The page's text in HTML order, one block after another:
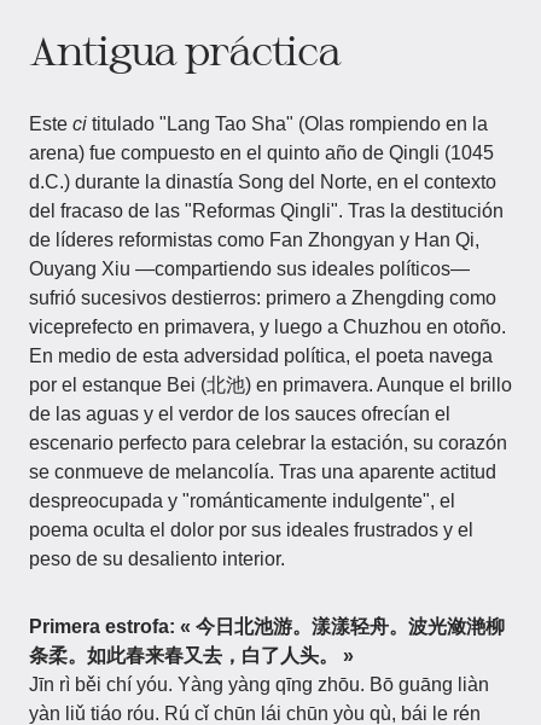
Antigua práctica
Este ci titulado "Lang Tao Sha" (Olas rompiendo en la
arena) fue compuesto en el quinto año de Qingli (1045
d.C.) durante la dinastía Song del Norte, en el contexto
del fracaso de las "Reformas Qingli". Tras la destitución
de líderes reformistas como Fan Zhongyan y Han Qi,
Ouyang Xiu —compartiendo sus ideales políticos—
sufrió sucesivos destierros: primero a Zhengding como
viceprefecto en primavera, y luego a Chuzhou en otoño.
En medio de esta adversidad política, el poeta navega
por el estanque Bei (北池) en primavera. Aunque el brillo
de las aguas y el verdor de los sauces ofrecían el
escenario perfecto para celebrar la estación, su corazón
se conmueve de melancolía. Tras una aparente actitud
despreocupada y "románticamente indulgente", el
poema oculta el dolor por sus ideales frustrados y el
peso de su desaliento interior.
Primera estrofa: « 今日北池游。漾漾轻舟。波光潋滟柳
条柔。如此春来春又去，白了人头。 »
Jīn rì běi chí yóu. Yàng yàng qīng zhōu. Bō guāng liàn
yàn liǔ tiáo róu. Rú cǐ chūn lái chūn yòu qù, bái le rén